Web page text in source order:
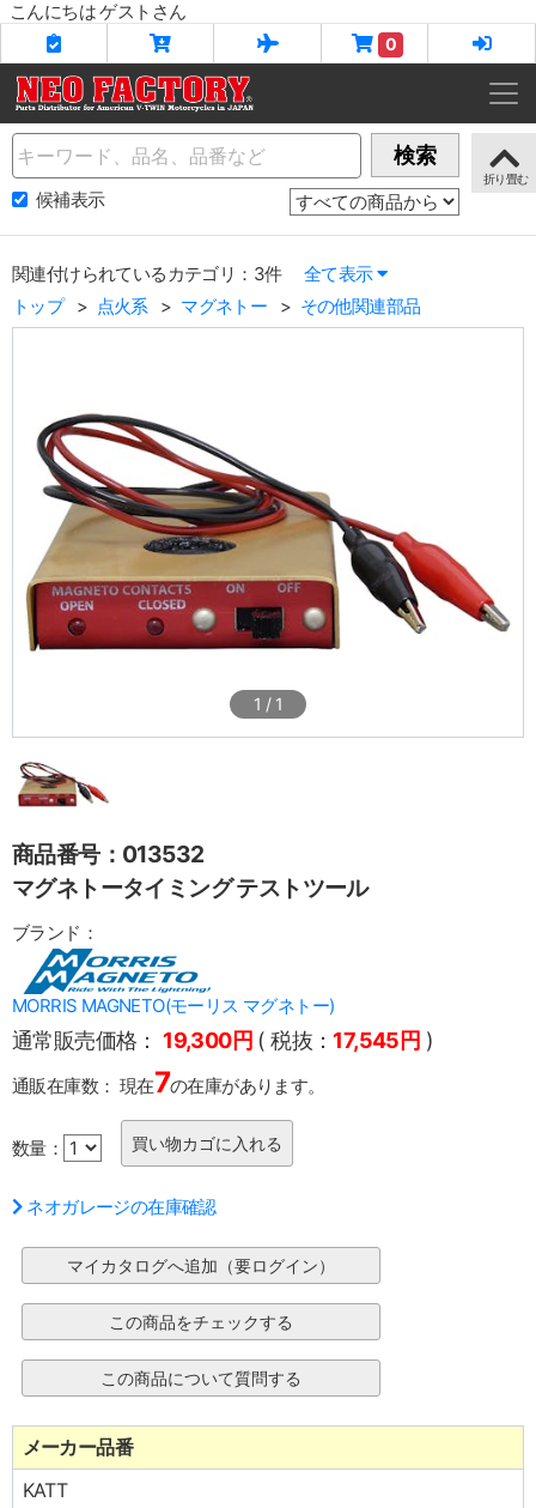
こんにちは ゲストさん
0
Name 検索
候補表示
関連付けられているカテゴリ：3件
全て表示
トップ
点火系 マグネトー その他関連部品
1 / 1
商品番号：013532
マグネトータイミング テストツール
ブランド：
MORRIS MAGNETO(モーリス マグネトー)
通常販売価格： 19,300円 ( 税抜： 17,545円 )
通販在庫数： 現在7の在庫があります。
数量：
ネオガレージの在庫確認
メーカー品番
KATT